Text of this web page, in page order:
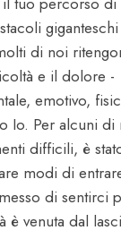
di noi
e il dolore -
emotivo,
Io. Per alcuni di
difficili, è
modi di
di sentirci
venuta dal